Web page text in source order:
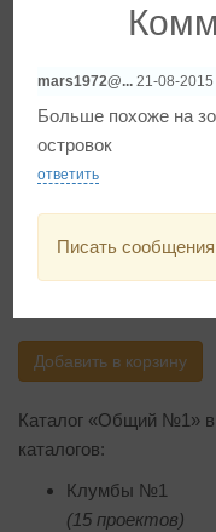
mars1972@... 21-08-2015
Больше похоже на
островок
ответить
Писать
Общий №1
2 000
Добавить в корзину
Каталог «Общий №1»
каталогов:
Клумбы №1
(15 проектов)